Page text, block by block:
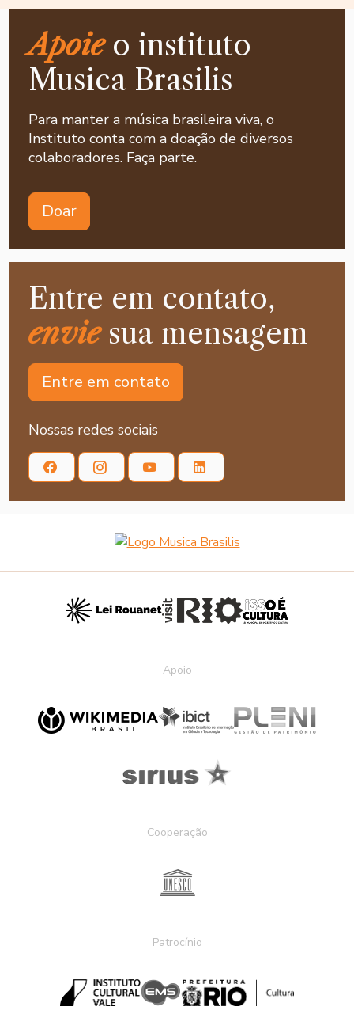
Apoieo instituto
Musica Brasilis
Para manter a música brasileira viva, o
Instituto conta com a doação de diversos
colaboradores. Faça parte.
Doar
Entre em contato,
enviesua mensagem
Entre em contato
Nossas redes sociais
Apoio
Cooperação
Patrocínio